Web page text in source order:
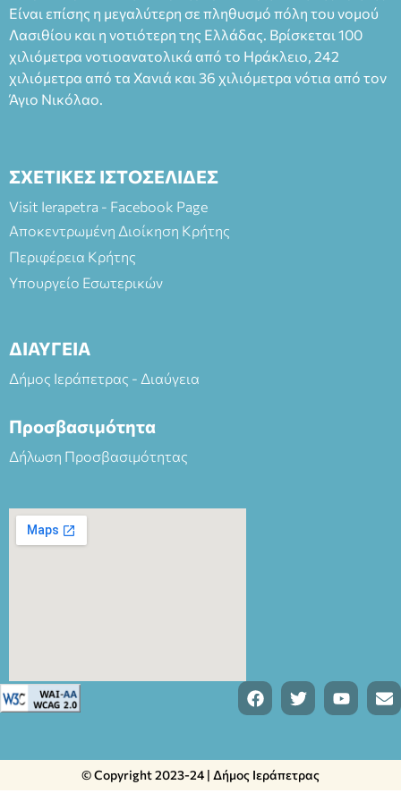
Πλαστήρα), E&G Mini market (Δημοκρατίας 39 Ιεράπετρα)
και στο more.com Χώρος: 3ο Γυμνάσιο Ιεράπετρας
(Είσοδος ΕΠΑ.Λ.) Έναρξη 21:15 Οργάνωση: ΚΝΩΣΟΣ
ΘΕΑΤΡΙΚΕΣ ΠΑΡΑΓΩΓΕΣ ΕΕ
Είναι επίσης η μεγαλύτερη σε πληθυσμό πόλη του νομού
Λασιθίου και η νοτιότερη της Ελλάδας. Βρίσκεται 100
χιλιόμετρα νοτιοανατολικά από το Ηράκλειο, 242
χιλιόμετρα από τα Χανιά και 36 χιλιόμετρα νότια από τον
Άγιο Νικόλαο.
ΣΧΕΤΙΚΕΣ ΙΣΤΟΣΕΛΙΔΕΣ
Visit Ierapetra - Facebook Page
Αποκεντρωμένη Διοίκηση Κρήτης
Περιφέρεια Κρήτης
Υπουργείο Εσωτερικών
ΔΙΑΥΓΕΙΑ
Δήμος Ιεράπετρας - Διαύγεια
Προσβασιμότητα
Δήλωση Προσβασιμότητας
© Copyright 2023-24 | Δήμος Ιεράπετρας